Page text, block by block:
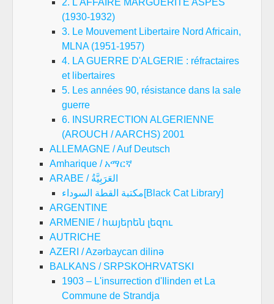
(1930-1932)
3. Le Mouvement Libertaire Nord Africain,
MLNA (1951-1957)
4. LA GUERRE D'ALGERIE : réfractaires
et libertaires
5. Les années 90, résistance dans la sale
guerre
6. INSURRECTION ALGERIENNE
(AROUCH / AARCHS) 2001
ALLEMAGNE / Auf Deutsch
Amharique / አማርኛ
ARABE / العَرَبِيَّةُ
مكتبة القطة السوداء[Black Cat Library]
ARGENTINE
ARMENIE / հայերեն լեզու
AUTRICHE
AZERI / Azərbaycan dilinə
BALKANS / SRPSKOHRVATSKI
1903 – L'insurrection d'Ilinden et La
Commune de Strandja